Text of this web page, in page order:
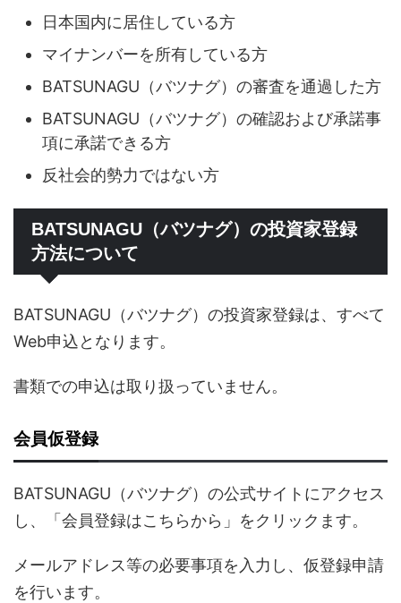
日本国内に居住している方
マイナンバーを所有している方
BATSUNAGU（バツナグ）の審査を通過した方
BATSUNAGU（バツナグ）の確認および承諾事
項に承諾できる方
反社会的勢力ではない方
BATSUNAGU（バツナグ）の投資家登録
方法について
BATSUNAGU（バツナグ）の投資家登録は、すべて
Web申込となります。
書類での申込は取り扱っていません。
会員仮登録
BATSUNAGU（バツナグ）の公式サイトにアクセス
し、「会員登録はこちらから」をクリックます。
メールアドレス等の必要事項を入力し、仮登録申請
を行います。